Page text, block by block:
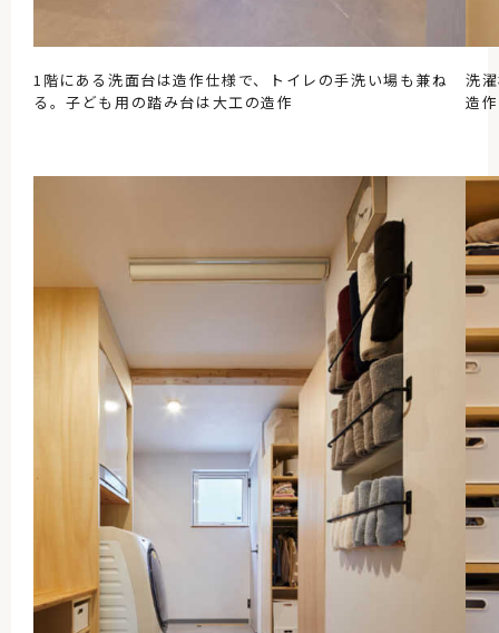
1階にある洗面台は造作仕様で、トイレの手洗い場も兼ね
る。子ども用の踏み台は大工の造作
洗
造